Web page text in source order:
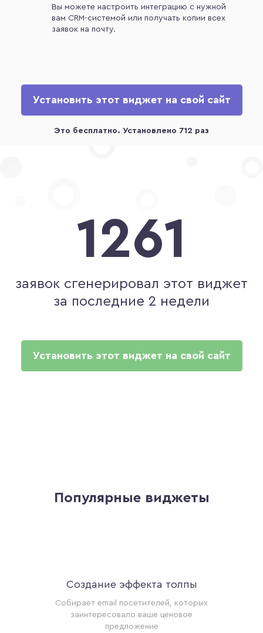
Вы можете настроить интеграцию с нужной
вам CRM-системой или получать копии всех
заявок на почту.
Установить этот виджет на свой сайт
1261
заявок сгенерировал этот виджет
за последние 2 недели
Установить этот виджет на свой сайт
Популярные виджеты
Создание эффекта толпы
Собирает email посетителей, которых
заинтересовало ваше ценовое
предложение